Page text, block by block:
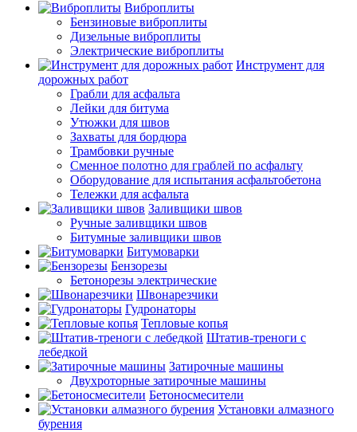
Виброплиты
Бензиновые виброплиты
Дизельные виброплиты
Электрические виброплиты
Инструмент для
дорожных работ
Грабли для асфальта
Лейки для битума
Утюжки для швов
Захваты для бордюра
Трамбовки ручные
Сменное полотно для граблей по асфальту
Оборудование для испытания асфальтобетона
Тележки для асфальта
Заливщики швов
Ручные заливщики швов
Битумные заливщики швов
Битумоварки
Бензорезы
Бетонорезы электрические
Швонарезчики
Гудронаторы
Тепловые копья
Штатив-треноги с
лебедкой
Затирочные машины
Двухроторные затирочные машины
Бетоносмесители
Установки алмазного
бурения